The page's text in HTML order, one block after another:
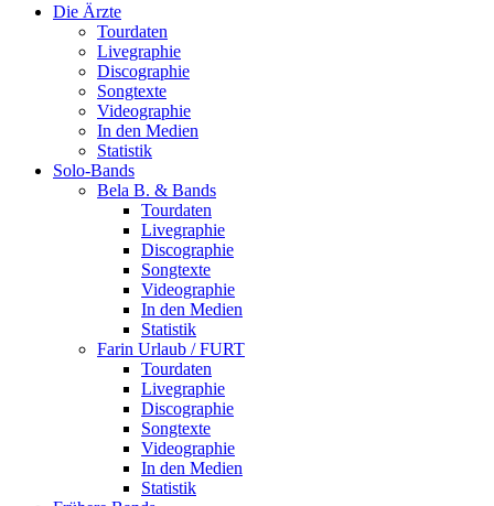
Die Ärzte
Tourdaten
Livegraphie
Discographie
Songtexte
Videographie
In den Medien
Statistik
Solo-Bands
Bela B. & Bands
Tourdaten
Livegraphie
Discographie
Songtexte
Videographie
In den Medien
Statistik
Farin Urlaub / FURT
Tourdaten
Livegraphie
Discographie
Songtexte
Videographie
In den Medien
Statistik